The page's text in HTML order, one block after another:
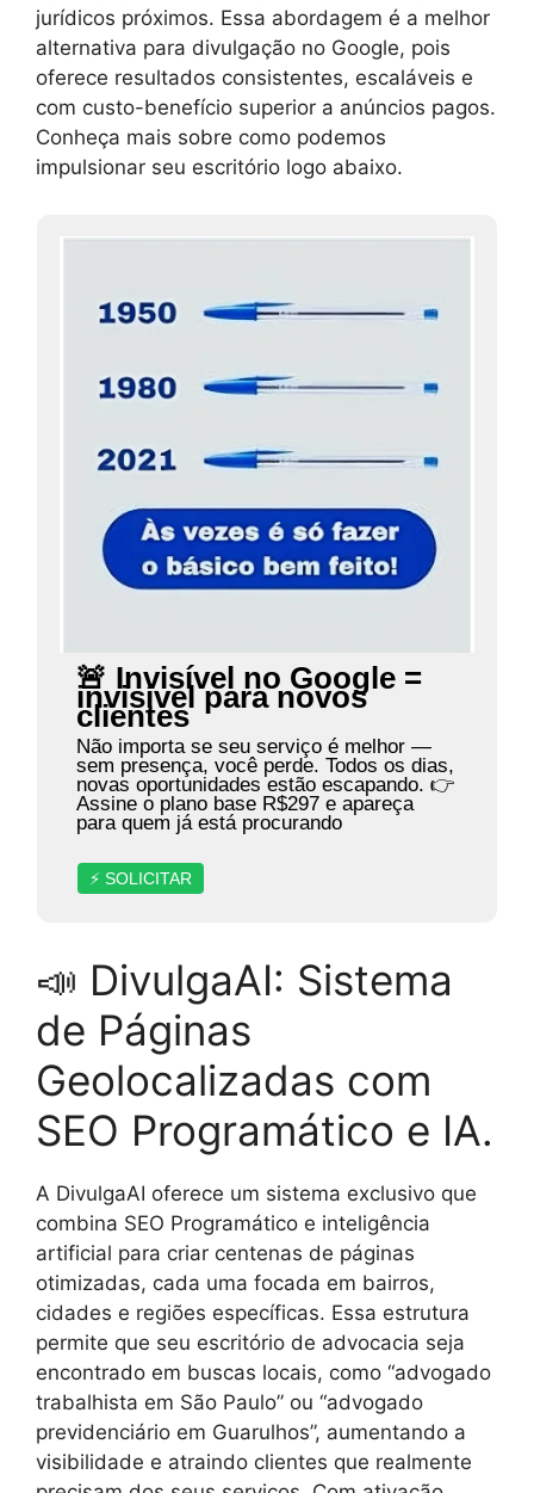
jurídicos próximos. Essa abordagem é a melhor
alternativa para divulgação no Google, pois
oferece resultados consistentes, escaláveis e
com custo-benefício superior a anúncios pagos.
Conheça mais sobre como podemos
impulsionar seu escritório logo abaixo.
🚨 Invisível no Google =
invisível para novos
clientes
Não importa se seu serviço é melhor —
sem presença, você perde. Todos os dias,
novas oportunidades estão escapando. 👉
Assine o plano base R$297 e apareça
para quem já está procurando
⚡ SOLICITAR
📣 DivulgaAI: Sistema
de Páginas
Geolocalizadas com
SEO Programático e IA.
A DivulgaAI oferece um sistema exclusivo que
combina SEO Programático e inteligência
artificial para criar centenas de páginas
otimizadas, cada uma focada em bairros,
cidades e regiões específicas. Essa estrutura
permite que seu escritório de advocacia seja
encontrado em buscas locais, como “advogado
trabalhista em São Paulo” ou “advogado
previdenciário em Guarulhos”, aumentando a
visibilidade e atraindo clientes que realmente